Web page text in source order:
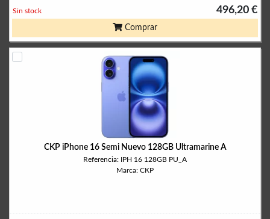
496,20 €
Sin stock
Comprar
CKP iPhone 16 Semi Nuevo 128GB Ultramarine A
Referencia: IPH 16 128GB PU_A
Marca: CKP